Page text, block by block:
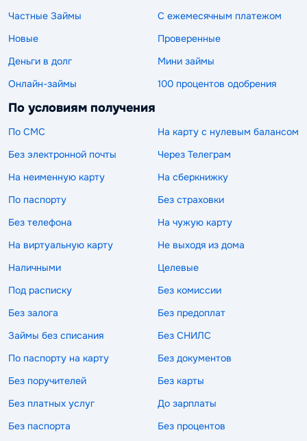
Частные Займы
С ежемесячным платежом
Новые
Проверенные
Деньги в долг
Мини займы
Онлайн-займы
100 процентов одобрения
По условиям получения
По СМС
На карту с нулевым балансом
Без электронной почты
Через Телеграм
На неименную карту
На сберкнижку
По паспорту
Без страховки
Без телефона
На чужую карту
На виртуальную карту
Не выходя из дома
Наличными
Целевые
Под расписку
Без комиссии
Без залога
Без предоплат
Займы без списания
Без СНИЛС
По паспорту на карту
Без документов
Без поручителей
Без карты
Без платных услуг
До зарплаты
Без паспорта
Без процентов